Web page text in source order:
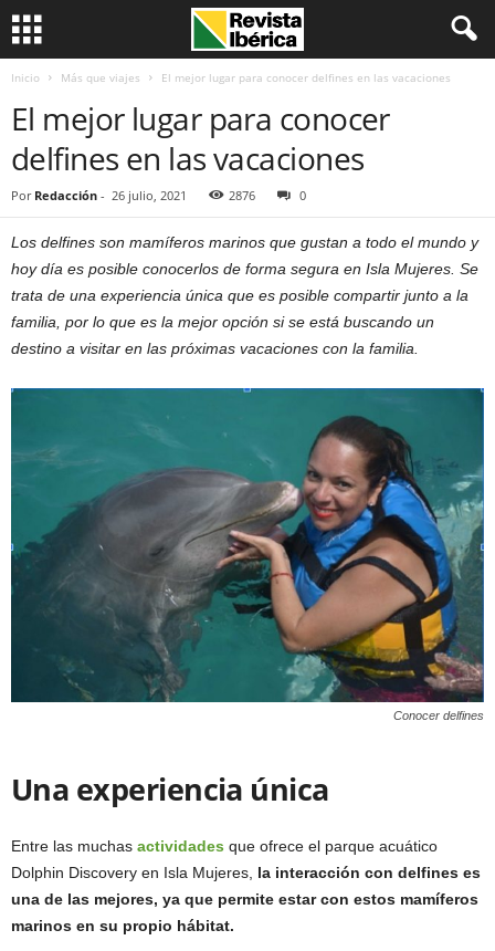
Inicio Más que viajes El mejor lugar para conocer delfines en las vacaciones
El mejor lugar para conocer
delfines en las vacaciones
Por Redacción - 26 julio, 2021 2876 0
Los delfines son mamíferos marinos que gustan a todo el mundo y
hoy día es posible conocerlos de forma segura en Isla Mujeres. Se
trata de una experiencia única que es posible compartir junto a la
familia, por lo que es la mejor opción si se está buscando un
destino a visitar en las próximas vacaciones con la familia.
Conocer delfines
Una experiencia única
Entre las muchas actividades que ofrece el parque acuático
Dolphin Discovery en Isla Mujeres, la interacción con delfines es
una de las mejores, ya que permite estar con estos mamíferos
marinos en su propio hábitat.